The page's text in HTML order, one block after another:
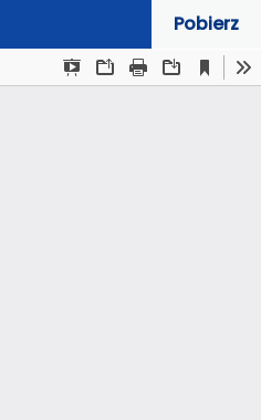
Pobierz